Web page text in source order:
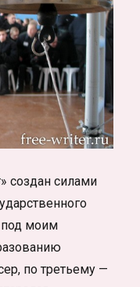
создан силами
под моим
по третьему —